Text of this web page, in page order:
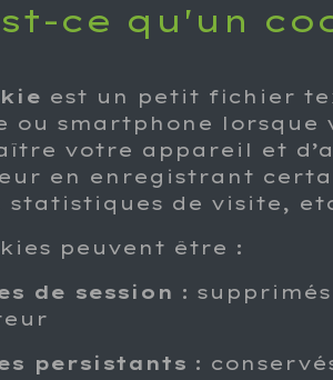
ce qu'un
est un petit fichier
ou smartphone lorsque
votre appareil et
en enregistrant
statistiques de visite,
peuvent être :
de session :
persistants :